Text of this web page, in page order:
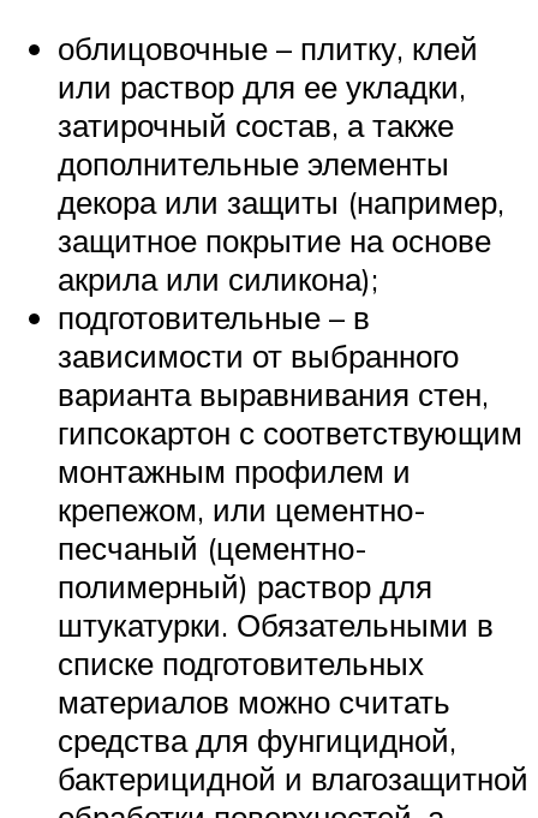
облицовочные – плитку, клей
или раствор для ее укладки,
затирочный состав, а также
дополнительные элементы
декора или защиты (например,
защитное покрытие на основе
акрила или силикона);
подготовительные – в
зависимости от выбранного
варианта выравнивания стен,
гипсокартон с соответствующим
монтажным профилем и
крепежом, или цементно-
песчаный (цементно-
полимерный) раствор для
штукатурки. Обязательными в
списке подготовительных
материалов можно считать
средства для фунгицидной,
бактерицидной и влагозащитной